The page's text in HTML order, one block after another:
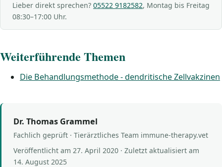
Lieber direkt sprechen? 05522 9182582, Montag bis Freitag
08:30–17:00 Uhr.
Weiterführende Themen
Die Behandlungsmethode - dendritische Zellvakzinen
Dr. Thomas Grammel
Fachlich geprüft · Tierärztliches Team immune-therapy.vet
Veröffentlicht am 27. April 2020 · Zuletzt aktualisiert am
14. August 2025